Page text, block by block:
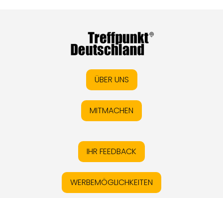
ÜBER UNS
MITMACHEN
IHR FEEDBACK
WERBEMÖGLICHKEITEN